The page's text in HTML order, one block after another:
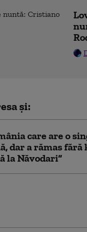
și:
care are o
dar a rămas fără
la Năvodari”